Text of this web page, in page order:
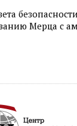
Мерца с